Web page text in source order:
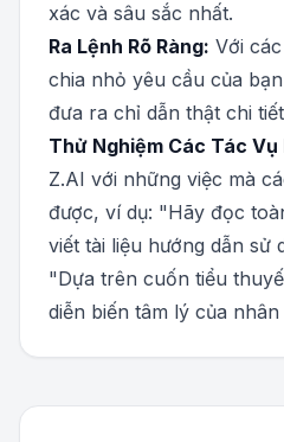
xác và sâu sắc nhất.
Ra Lệnh Rõ Ràng: Với
chia nhỏ yêu cầu của
đưa ra chỉ dẫn thật chi
Thử Nghiệm Các Tác Vụ
Z.AI với những việc mà
được, ví dụ: "Hãy đọc
viết tài liệu hướng dẫn sử
"Dựa trên cuốn tiểu
diễn biến tâm lý của